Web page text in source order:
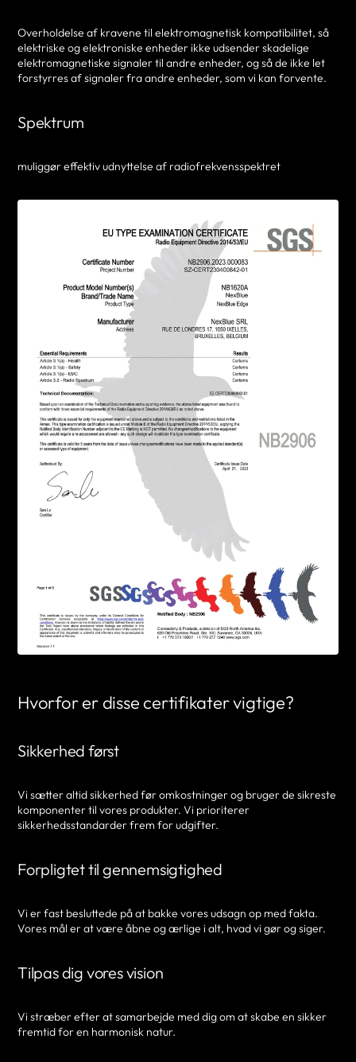
Overholdelse af kravene til elektromagnetisk kompatibilitet, så
elektriske og elektroniske enheder ikke udsender skadelige
elektromagnetiske signaler til andre enheder, og så de ikke let
forstyrres af signaler fra andre enheder, som vi kan forvente.
Spektrum
muliggør effektiv udnyttelse af radiofrekvensspektret
Hvorfor er disse certifikater vigtige?
Sikkerhed først
Vi sætter altid sikkerhed før omkostninger og bruger de sikreste
komponenter til vores produkter. Vi prioriterer
sikkerhedsstandarder frem for udgifter.
Forpligtet til gennemsigtighed
Vi er fast besluttede på at bakke vores udsagn op med fakta.
Vores mål er at være åbne og ærlige i alt, hvad vi gør og siger.
Tilpas dig vores vision
Vi stræber efter at samarbejde med dig om at skabe en sikker
fremtid for en harmonisk natur.